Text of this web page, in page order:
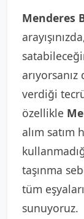
Menderes
verdiği
özellikle
alım satım
taşınma
tüm
sunuyoruz.